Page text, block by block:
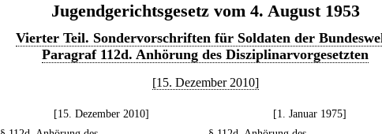
Jugendgerichtsgesetz vom 4. August 1953
Vierter Teil. Sondervorschriften für Soldaten der
Paragraf 112d. Anhörung des Disziplinarvorgesetzten
[15. Dezember 2010]
[15. Dezember 2010]
[1. Januar 1975]